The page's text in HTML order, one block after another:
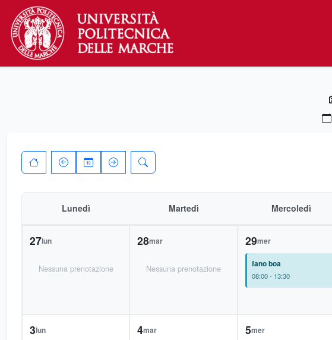
Lunedì Martedì Mercoledì
27lun
Nessuna prenotazione
28mar
Nessuna prenotazione
29mer
fano boa
08:00 - 13:30
3lun 4mar 5mer